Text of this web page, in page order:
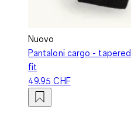
Nuovo
Pantaloni cargo - tapered
fit
49.95 CHF